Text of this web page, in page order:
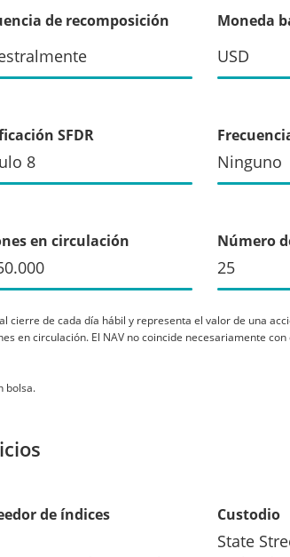
de recomposición Moneda
USD
SFDR
8 Ninguno
en circulación Número
25
cierre de cada día hábil y representa el valor de una
en circulación. El NAV no coincide necesariamente
bolsa.
de índices Custodio
State